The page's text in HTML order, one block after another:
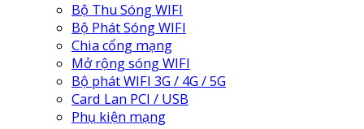
Bộ Thu Sóng WIFI
Bộ Phát Sóng WIFI
Chia cổng mạng
Mở rộng sóng WIFI
Bộ phát WIFI 3G / 4G / 5G
Card Lan PCI / USB
Phụ kiện mạng